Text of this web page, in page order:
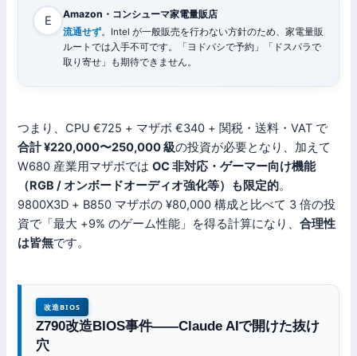
E Amazon・コンシューマ家電量販店
流通せず。Intel が一般販売を行わない方針のため、家電量販
ルートでは入手不可です。「ヨドバシで予約」「ドスパラで
取り寄せ」も期待できません。
つまり、CPU €725 + マザボ €340 + 関税・送料・VAT で
合計 ¥220,000〜250,000 級の投資が必要となり、加えて
W680 産業用マザボではOC 非対応・ゲーマー向け機能
（RGB / オンボードオーディオ強化等）も限定的。
9800X3D + B850 マザボの ¥80,000 構成と比べて 3 倍の投
資で「最大 +9% のゲーム性能」を得る計算になり、合理性
は皆無です。
改造BIOS
Z790改造BIOS事件——Claude AIで開けた抜け
穴